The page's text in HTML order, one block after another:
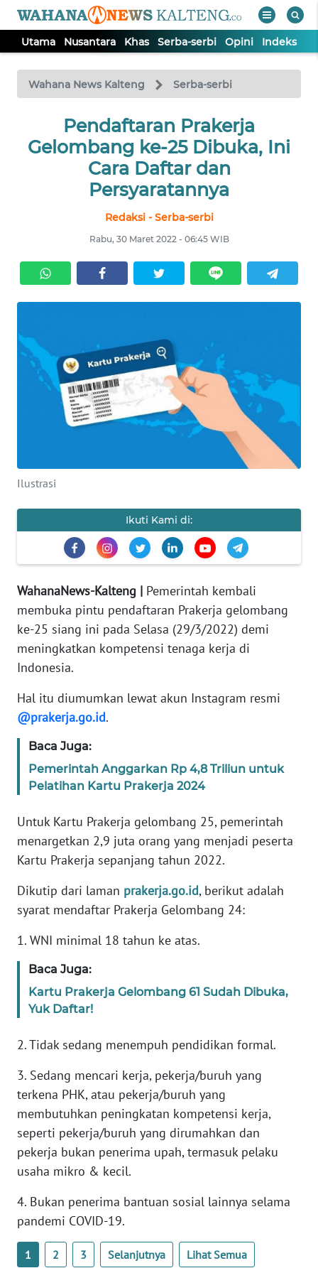
Utama Nusantara Khas Serba-serbi Opini Indeks
Wahana News Kalteng Serba-serbi
Pendaftaran Prakerja
Gelombang ke-25 Dibuka, Ini
Cara Daftar dan
Persyaratannya
Redaksi - Serba-serbi
Rabu, 30 Maret 2022 - 06:45 WIB
Ilustrasi
Ikuti Kami di:
WahanaNews-Kalteng | Pemerintah kembali
membuka pintu pendaftaran Prakerja gelombang
ke-25 siang ini pada Selasa (29/3/2022) demi
meningkatkan kompetensi tenaga kerja di
Indonesia.
Hal itu diumumkan lewat akun Instagram resmi
@prakerja.go.id.
Baca Juga:
Pemerintah Anggarkan Rp 4,8 Triliun untuk
Pelatihan Kartu Prakerja 2024
Untuk Kartu Prakerja gelombang 25, pemerintah
menargetkan 2,9 juta orang yang menjadi peserta
Kartu Prakerja sepanjang tahun 2022.
Dikutip dari laman prakerja.go.id, berikut adalah
syarat mendaftar Prakerja Gelombang 24:
1. WNI minimal 18 tahun ke atas.
Baca Juga:
Kartu Prakerja Gelombang 61 Sudah Dibuka,
Yuk Daftar!
2. Tidak sedang menempuh pendidikan formal.
3. Sedang mencari kerja, pekerja/buruh yang
terkena PHK, atau pekerja/buruh yang
membutuhkan peningkatan kompetensi kerja,
seperti pekerja/buruh yang dirumahkan dan
pekerja bukan penerima upah, termasuk pelaku
usaha mikro & kecil.
4. Bukan penerima bantuan sosial lainnya selama
pandemi COVID-19.
1 2 3 Selanjutnya Lihat Semua
TV
Tutup
SERBI
OPINI
Informasi
INDEKS
BERITA
INFO
IKLAN
MEDIA
SIBER
REDAKSI
DISCLAIMER
Regional
WN
SUMUT
JAKARTA
JABAR
BANTEN
NTT
WN
KEPRI
WN
PAPUA
PAPUA
BARAT